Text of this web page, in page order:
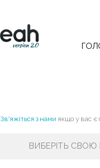
Зв'яжіться з нами якщо у вас є
ВИБЕРІТЬ